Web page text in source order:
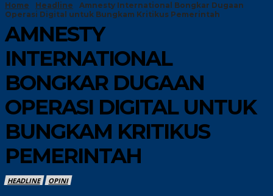
Home Headline
Amnesty International Bongkar Dugaan
Operasi Digital untuk Bungkam Kritikus Pemerintah
AMNESTY
INTERNATIONAL
BONGKAR DUGAAN
OPERASI DIGITAL UNTUK
BUNGKAM KRITIKUS
PEMERINTAH
HEADLINE OPINI